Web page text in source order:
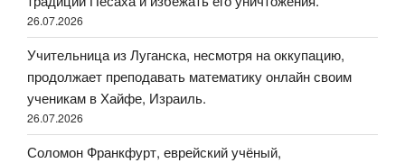
26.07.2026
Учительница из Луганска, несмотря на оккупацию,
продолжает преподавать математику онлайн своим
ученикам в Хайфе, Израиль.
26.07.2026
Соломон Франкфурт, еврейский учёный,